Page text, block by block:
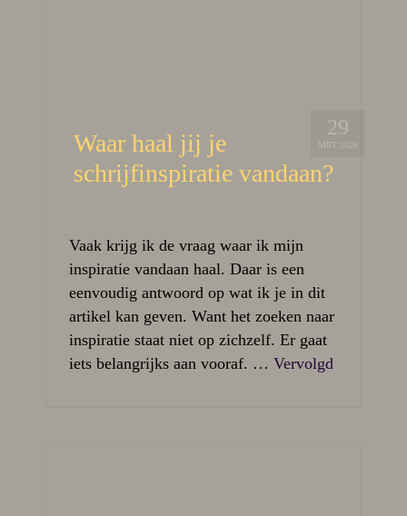
29
MRT 2026
Waar haal jij je
schrijfinspiratie vandaan?
Vaak krijg ik de vraag waar ik mijn
inspiratie vandaan haal. Daar is een
eenvoudig antwoord op wat ik je in dit
artikel kan geven. Want het zoeken naar
inspiratie staat niet op zichzelf. Er gaat
iets belangrijks aan vooraf. … Vervolgd